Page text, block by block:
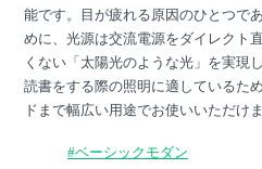
能です。目が疲れる原因のひとつで
めに、光源は交流電源をダイレクト
くない「太陽光のような光」を実現
読書をする際の照明に適しているた
ドまで幅広い用途でお使いいただけま
#ベーシックモダン